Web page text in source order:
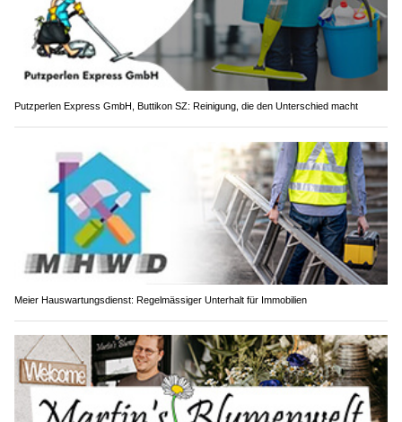
Putzperlen Express GmbH, Buttikon SZ: Reinigung, die den Unterschied macht
Meier Hauswartungsdienst: Regelmässiger Unterhalt für Immobilien